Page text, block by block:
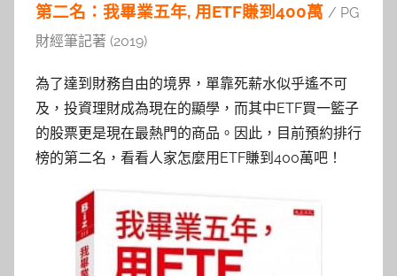
第二名：我畢業五年, 用ETF賺到400萬 / PG
財經筆記著 (2019)
為了達到財務自由的境界，單靠死薪水似乎遙不可
及，投資理財成為現在的顯學，而其中ETF買一籃子
的股票更是現在最熱門的商品。因此，目前預約排行
榜的第二名，看看人家怎麼用ETF賺到400萬吧！